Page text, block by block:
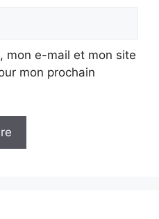
mon e-mail et mon site
mon prochain